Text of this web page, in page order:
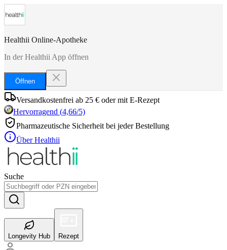
Healthii Online-Apotheke
In der Healthii App öffnen
Öffnen
Versandkostenfrei ab 25 € oder mit E-Rezept
Hervorragend (4,66/5)
Pharmazeutische Sicherheit bei jeder Bestellung
Über Healthii
Suche
Longevity Hub Rezept